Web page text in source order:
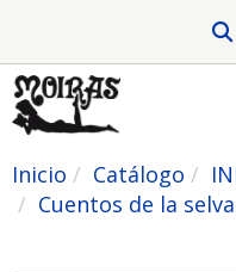
Inicio Catálogo
Cuentos de la selva